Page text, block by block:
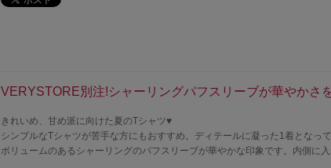
VERYSTORE別注!シャーリングパフスリーブが華やかさ
きれいめ、甘め派に向けた夏のTシャツ♥
シンプルなTシャツが苦手な方にもおすすめ。ディテールに凝った1着となって
ボリュームのあるシャーリングのパフスリーブが華やかな印象です。内側に